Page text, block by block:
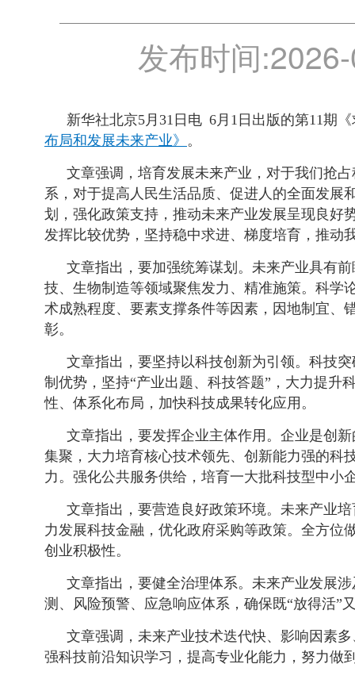
发布时间:
新华社北京5月31日电 6月1日出版的第11期
布局和发展未来产业》 。
文章强调，培育发展未来产业，对于我们抢
系，对于提高人民生活品质、促进人的全面发展
划，强化政策支持，推动未来产业发展呈现良好
发挥比较优势，坚持稳中求进、梯度培育，推动
文章指出，要加强统筹谋划。未来产业具有
技、生物制造等领域聚焦发力、精准施策。科学
术成熟程度、要素支撑条件等因素，因地制宜、
彰。
文章指出，要坚持以科技创新为引领。科技
制优势，坚持“产业出题、科技答题”，大力提升
性、体系化布局，加快科技成果转化应用。
文章指出，要发挥企业主体作用。企业是创
集聚，大力培育核心技术领先、创新能力强的科
力。强化公共服务供给，培育一大批科技型中小
文章指出，要营造良好政策环境。未来产业
力发展科技金融，优化政府采购等政策。全方位
创业积极性。
文章指出，要健全治理体系。未来产业发展
测、风险预警、应急响应体系，确保既“放得活”
文章强调，未来产业技术迭代快、影响因素
强科技前沿知识学习，提高专业化能力，努力做